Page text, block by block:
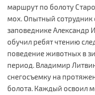
маршрут по болоту
мох. Опытный
заповеднике Александр
обучил ребят чтению
поведение животных в
период. Владимир
снегосъемку на
болота. Каждый освоил